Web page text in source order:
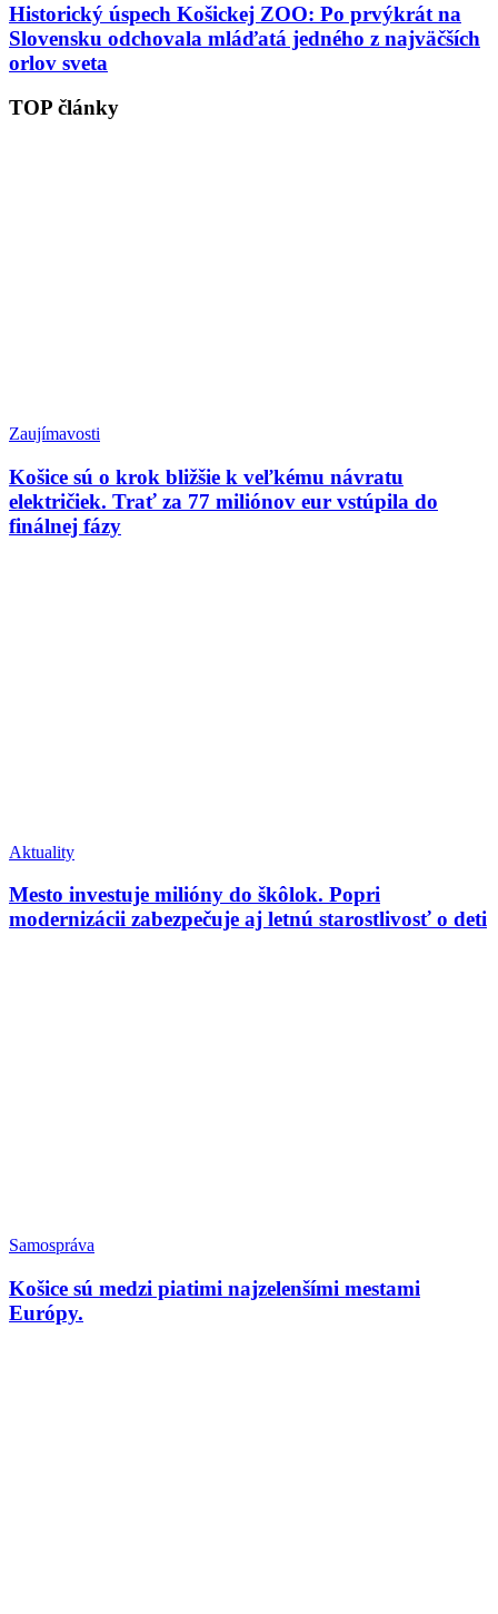
Historický úspech Košickej ZOO: Po prvýkrát na
Slovensku odchovala mláďatá jedného z najväčších
orlov sveta
TOP články
Zaujímavosti
Košice sú o krok bližšie k veľkému návratu
električiek. Trať za 77 miliónov eur vstúpila do
finálnej fázy
Aktuality
Mesto investuje milióny do škôlok. Popri
modernizácii zabezpečuje aj letnú starostlivosť o deti
Samospráva
Košice sú medzi piatimi najzelenšími mestami
Európy.